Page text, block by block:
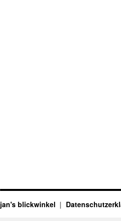
jan's blickwinkel